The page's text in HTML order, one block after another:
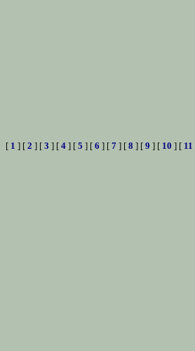
[ 1 ] [ 2 ] [ 3 ] [ 4 ] [ 5 ] [ 6 ] [ 7 ] [ 8 ] [ 9 ] [ 10 ] [ 11